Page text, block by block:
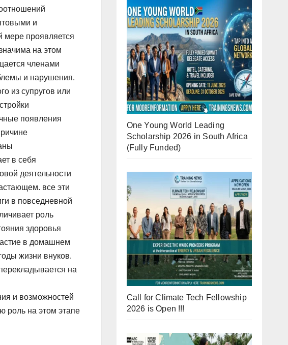
и
мере проявляется
на этом
членами
и нарушения.
из супругов или
появления
в себя
деятельности
все эти
в повседневной
роль
здоровья
в домашнем
жизни внуков.
на
и возможностей
роль на этом этапе
One Young World Leading
Scholarship 2026 in South Africa
(Fully Funded)
Call for Climate Tech Fellowship
2026 is Open !!!